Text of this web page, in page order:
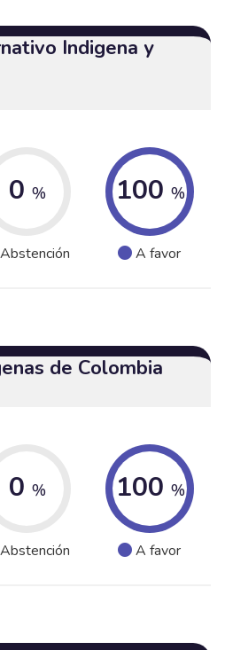
Indigena y
0 %
Abstención
100 %
A favor
de Colombia
0 %
Abstención
100 %
A favor